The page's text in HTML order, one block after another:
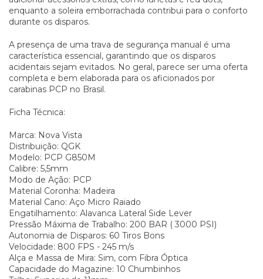
enquanto a soleira emborrachada contribui para o conforto
durante os disparos.
A presença de uma trava de segurança manual é uma
característica essencial, garantindo que os disparos
acidentais sejam evitados. No geral, parece ser uma oferta
completa e bem elaborada para os aficionados por
carabinas PCP no Brasil.
Ficha Técnica:
Marca: Nova Vista
Distribuição: QGK
Modelo: PCP G850M
Calibre: 5,5mm
Modo de Ação: PCP
Material Coronha: Madeira
Material Cano: Aço Micro Raiado
Engatilhamento: Alavanca Lateral Side Lever
Pressão Máxima de Trabalho: 200 BAR ( 3000 PSI)
Autonomia de Disparos: 60 Tiros Bons
Velocidade: 800 FPS - 245 m/s
Alça e Massa de Mira: Sim, com Fibra Óptica
Capacidade do Magazine: 10 Chumbinhos